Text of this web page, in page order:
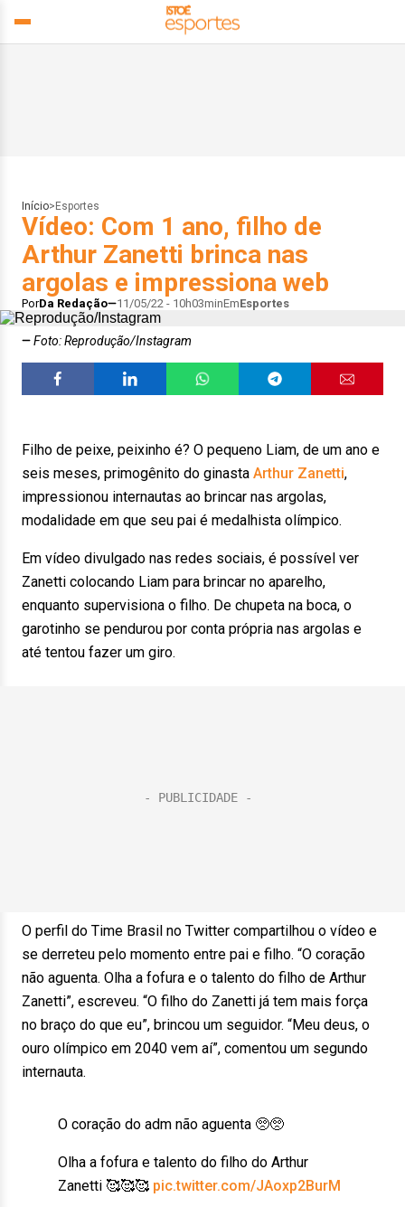
Início> Esportes
Vídeo: Com 1 ano, filho de
Arthur Zanetti brinca nas
argolas e impressiona web
PorDa Redação 11/05/22 - 10h03minEmEsportes
Foto: Reprodução/Instagram
Filho de peixe, peixinho é? O pequeno Liam, de um ano e
seis meses, primogênito do ginasta Arthur Zanetti,
impressionou internautas ao brincar nas argolas,
modalidade em que seu pai é medalhista olímpico.
Em vídeo divulgado nas redes sociais, é possível ver
Zanetti colocando Liam para brincar no aparelho,
enquanto supervisiona o filho. De chupeta na boca, o
garotinho se pendurou por conta própria nas argolas e
até tentou fazer um giro.
O perfil do Time Brasil no Twitter compartilhou o vídeo e
se derreteu pelo momento entre pai e filho. “O coração
não aguenta. Olha a fofura e o talento do filho de Arthur
Zanetti”, escreveu. “O filho do Zanetti já tem mais força
no braço do que eu”, brincou um seguidor. “Meu deus, o
ouro olímpico em 2040 vem aí”, comentou um segundo
internauta.
O coração do adm não aguenta 🥺🥺
Olha a fofura e talento do filho do Arthur
Zanetti 🥰🥰🥰 pic.twitter.com/JAoxp2BurM